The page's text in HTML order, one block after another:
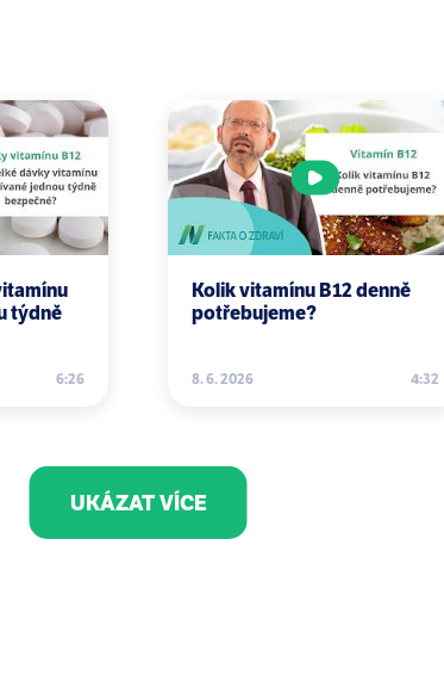
J Nutr. 2013 Nov;143(11):1794-8.
activity of seaweed extract
CR, McSorley EM. Seaweed and
týdně
6:26
Kolik vitamínu B12 denně
potřebujeme?
8. 6. 2026 4:32
UKÁZAT VÍCE